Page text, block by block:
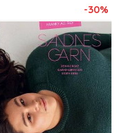
-30%